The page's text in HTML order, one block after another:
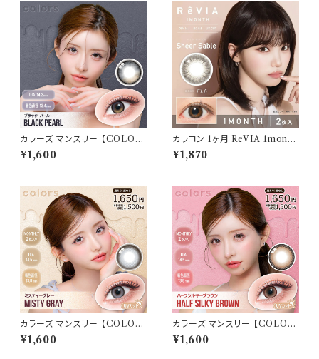
カラーズ マンスリー 【COLOR：
ブラックパール】 【1箱2枚入】【
一条響 イメージモデル 】 韓国
トレンズ
¥1,600
カラコン 1ヶ月 ReVIA 1month
【 COLOR：シアーセーブル】カ
ラコン 1ヶ月 １箱２枚 度あり 度
い
¥1,870
カラーズ マンスリー 【COLOR：
ミスティーグレー】 【1箱2枚入】【
一条響 イメージモデル 】 韓国
¥1,600
カラーズ マンスリー 【COLOR：
ハーフシルキーブラウン】 【1箱2
枚入】【 一条響 イメージモデル
¥1,600